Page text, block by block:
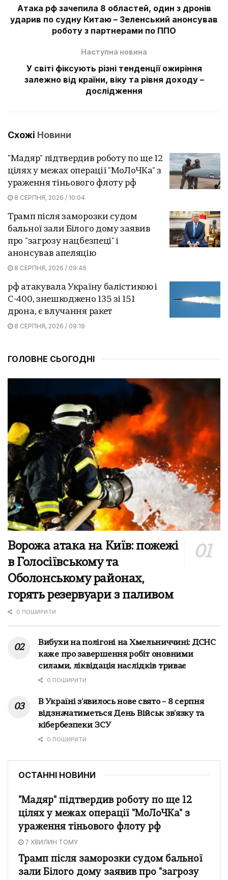
Атака рф зачепила 8 областей, один з дронів
ударив по судну Китаю – Зеленський анонсував
роботу з партнерами по ППО
Наступна новина
У світі фіксують різні тенденції ожиріння
залежно від країни, віку та рівня доходу –
дослідження
Схожі Новини
"Мадяр" підтвердив роботу по ще 12
цілях у межах операції "МоЛоЧКа" з
ураження тіньового флоту рф
8 СЕРПНЯ, 2026 / 10:04
Трамп після заморозки судом
бальної зали Білого дому заявив
про "загрозу нацбезпеці" і
анонсував апеляцію
8 СЕРПНЯ, 2026 / 09:46
рф атакувала Україну балістикою і
С-400, знешкоджено 135 зі 151
дрона, є влучання ракет
8 СЕРПНЯ, 2026 / 09:19
ГОЛОВНЕ СЬОГОДНІ
Ворожа атака на Київ: пожежі
в Голосіївському та
Оболонському районах,
горять резервуари з паливом
0 ПОШИРИТИ
Вибухи на полігоні на Хмельниччині: ДСНС
каже про завершення робіт оновними
силами, ліквідація наслідків триває
0 ПОШИРИТИ
В Україні з'явилось нове свято – 8 серпня
відзначатиметься День Військ зв'язку та
кібербезпеки ЗСУ
0 ПОШИРИТИ
ОСТАННІ НОВИНИ
"Мадяр" підтвердив роботу по ще 12
цілях у межах операції "МоЛоЧКа" з
ураження тіньового флоту рф
7 ХВИЛИН ТОМУ
Трамп після заморозки судом бальної
зали Білого дому заявив про "загрозу